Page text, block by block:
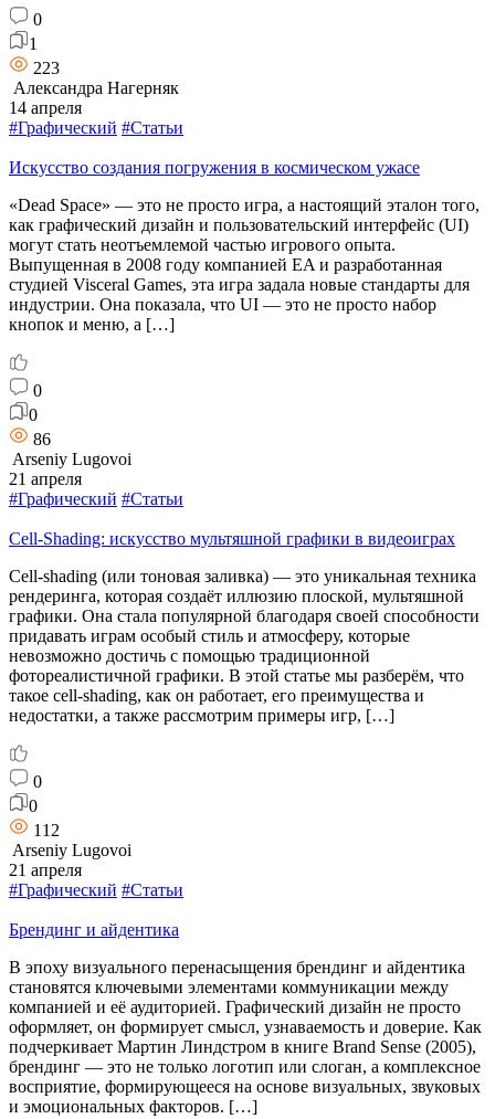
0
1
223
Александра Нагерняк
14 апреля
#Графический #Статьи
Искусство создания погружения в космическом ужасе
«Dead Space» — это не просто игра, а настоящий эталон того,
как графический дизайн и пользовательский интерфейс (UI)
могут стать неотъемлемой частью игрового опыта.
Выпущенная в 2008 году компанией EA и разработанная
студией Visceral Games, эта игра задала новые стандарты для
индустрии. Она показала, что UI — это не просто набор
кнопок и меню, а […]
0
0
86
Arseniy Lugovoi
21 апреля
#Графический #Статьи
Cell-Shading: искусство мультяшной графики в видеоиграх
Cell-shading (или тоновая заливка) — это уникальная техника
рендеринга, которая создаёт иллюзию плоской, мультяшной
графики. Она стала популярной благодаря своей способности
придавать играм особый стиль и атмосферу, которые
невозможно достичь с помощью традиционной
фотореалистичной графики. В этой статье мы разберём, что
такое cell-shading, как он работает, его преимущества и
недостатки, а также рассмотрим примеры игр, […]
0
0
112
Arseniy Lugovoi
21 апреля
#Графический #Статьи
Брендинг и айдентика
В эпоху визуального перенасыщения брендинг и айдентика
становятся ключевыми элементами коммуникации между
компанией и её аудиторией. Графический дизайн не просто
оформляет, он формирует смысл, узнаваемость и доверие. Как
подчеркивает Мартин Линдстром в книге Brand Sense (2005),
брендинг — это не только логотип или слоган, а комплексное
восприятие, формирующееся на основе визуальных, звуковых
и эмоциональных факторов. […]